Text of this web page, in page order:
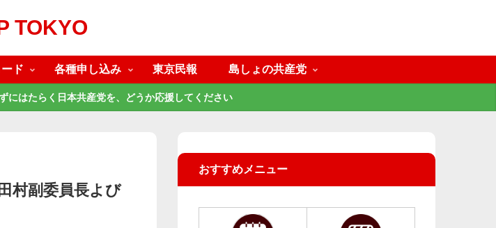
TOKYO
ド 各種申し込み 東京民報 島しょの共産党
にはたらく日本共産党を、どうか応援してください
村副委員長よび
おすすめメニュー